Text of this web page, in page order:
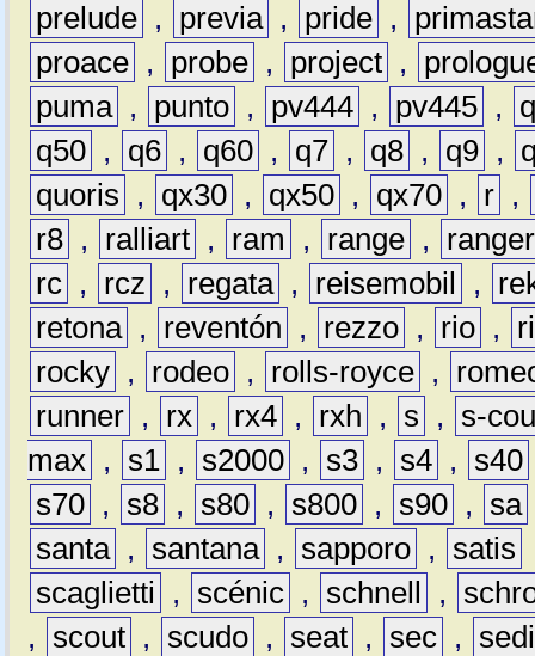
prelude , previa , pride ,
proace , probe , project ,
puma , punto , pv444 , pv445 ,
q50 , q6 , q60 , q7 , q8 , q9 ,
quoris
, qx30 , qx50 , qx70 , r ,
r8 , ralliart , ram , range ,
ranger
rc , rcz , regata , reisemobil ,
retona , reventón , rezzo , rio ,
rocky , rodeo , rolls-royce ,
runner , rx , rx4 , rxh , s ,
s-
max , s1 , s2000 , s3 , s4 , s40
s70 , s8 , s80 , s800 , s90 , sa
santa , santana , sapporo , satis
scaglietti
, scénic , schnell ,
,
scout , scudo , seat , sec ,